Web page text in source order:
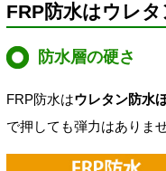
FRP防水はウレ
防水層の硬さ
FRP防水はウレタン防水
で押しても弾力はありませ